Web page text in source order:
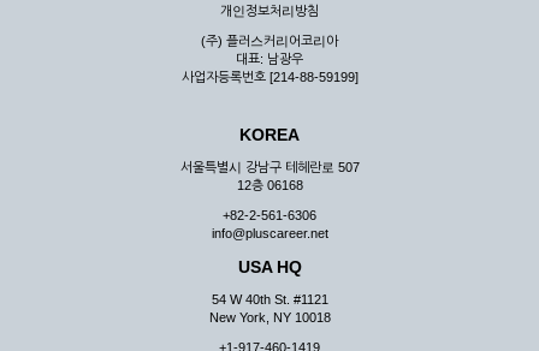
개인정보처리방침
(주) 플러스커리어코리아
대표: 남광우
사업자등록번호 [214-88-59199]
KOREA
서울특별시 강남구 테헤란로 507
12층 06168
+82-2-561-6306
info@pluscareer.net
USA HQ
54 W 40th St. #1121
New York, NY 10018
+1-917-460-1419